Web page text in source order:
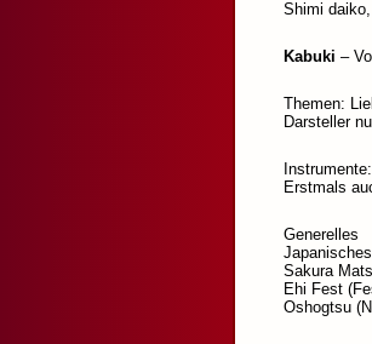
Shimi
Kabuki –
Themen:
Darsteller
Erstmals
Generelles
Sakura
Ehi Fest
Oshogtsu